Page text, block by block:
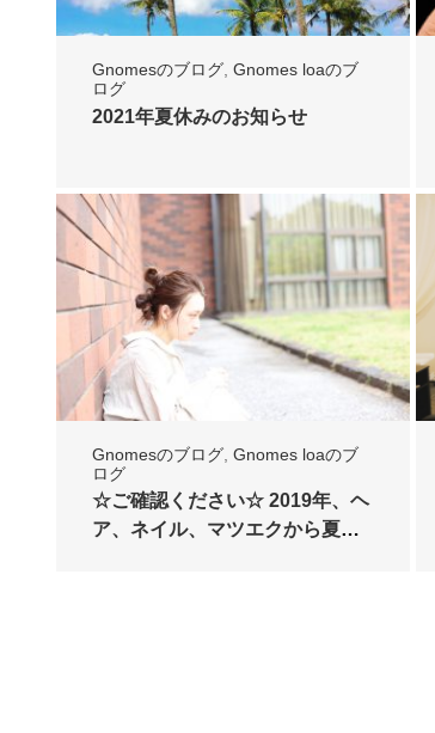
Gnomesのブログ Gnomes loaのブ
ログ
2021年夏休みのお知らせ
Gnomesのブログ Gnomes loaのブ
ログ
☆ご確認ください☆ 2019年、ヘ
ア、ネイル、マツエクから夏季